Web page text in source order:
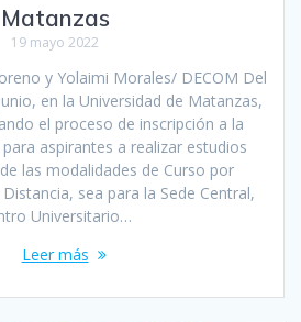
Matanzas
19 mayo 2022
y Yolaimi Morales/ DECOM Del
en la Universidad de Matanzas,
el proceso de inscripción a la
aspirantes a realizar estudios
las modalidades de Curso por
sea para la Sede Central,
Universitario…
Leer más